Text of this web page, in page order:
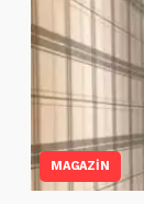
MAGAZİN